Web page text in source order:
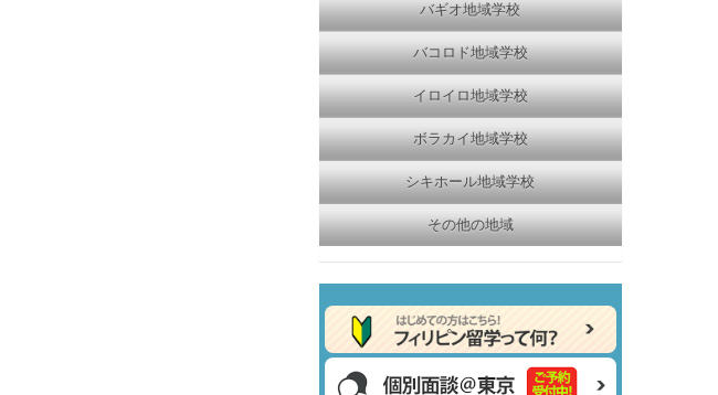
バギオ地域学校
バコロド地域学校
イロイロ地域学校
ボラカイ地域学校
シキホール地域学校
その他の地域